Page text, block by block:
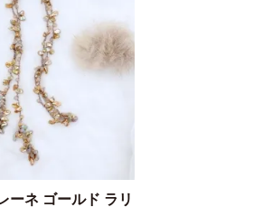
ーネ ゴールド ラリ